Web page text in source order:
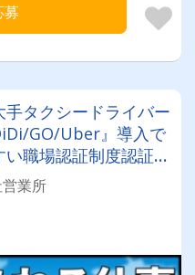
募
タクシードライバー
GO/Uber』導入で
職場認証制度認証事
心してお仕事スター
業所